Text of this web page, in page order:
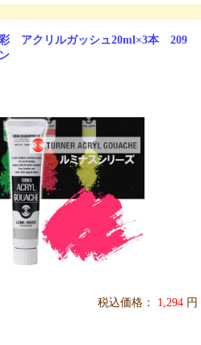
アクリルガッシュ20ml×3本 209
税込価格： 1,294 円